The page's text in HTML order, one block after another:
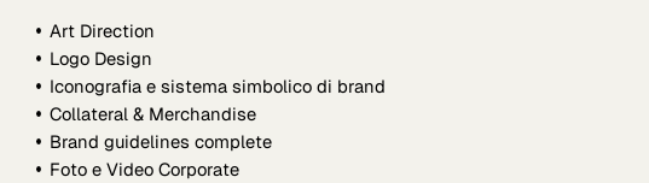
Art Direction
Logo Design
Iconografia e sistema simbolico di brand
Collateral & Merchandise
Brand guidelines complete
Foto e Video Corporate